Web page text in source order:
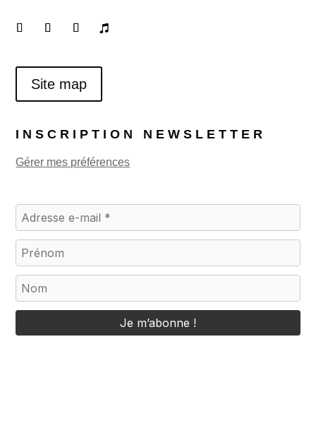
Site map
INSCRIPTION NEWSLETTER
Gérer mes préférences